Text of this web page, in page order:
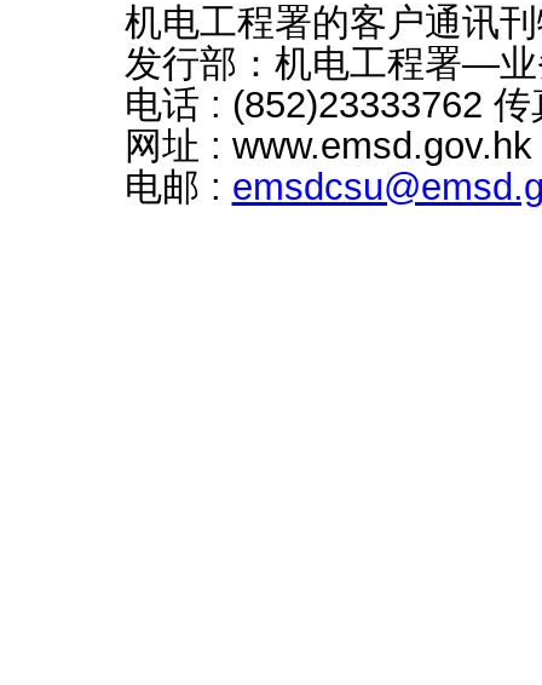
机电工程署的客户通讯
发行部：机电工程署—
电话 : (852)23333762
网址 : www.emsd.gov.hk
电邮 :